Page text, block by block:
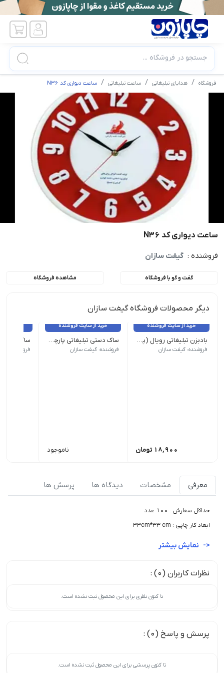
جستجو در فروشگاه ...
فروشگاه هدایای تبلیغاتی ساعت تبلیغاتی ساعت دیواری کد N36
ساعت دیواری کد N36
فروشنده : گیفت سازان
گفت و گو با فروشگاه مشاهده فروشگاه
دیگر محصولات فروشگاه گیفت سازان
خرید از سایت فروشنده
بادبزن تبلیغاتی رویال (پلاستیکی) ابعاد کار چاپی : 12cm*16 cm | حداقل سفارش: 1000 عدد
فروشنده: گیفت سازان
18,900 تومان
خرید از سایت فروشنده
ساک دستی تبلیغاتی پارچه ای 35×45 عطف : 10 س.م | حداقل سفارش: 500 عدد
فروشنده: گیفت سازان
ناموجود
عطف 10س.م | حداقل سفارش: 500 عدد
فروشنده:
معرفی مشخصات دیدگاه ها پرسش ها
حداقل سفارش : 100 عدد
ابعاد کار چاپی : 33cm*33 cm
نظرات کاربران (0) :
تا کنون نظری برای این محصول ثبت نشده است.
پرسش و پاسخ (0) :
تا کنون پرسشی برای این محصول ثبت نشده است.